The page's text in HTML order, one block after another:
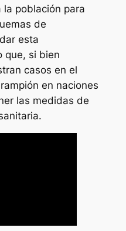
la población para
de
esta
que, si bien
casos en el
en naciones
las medidas de